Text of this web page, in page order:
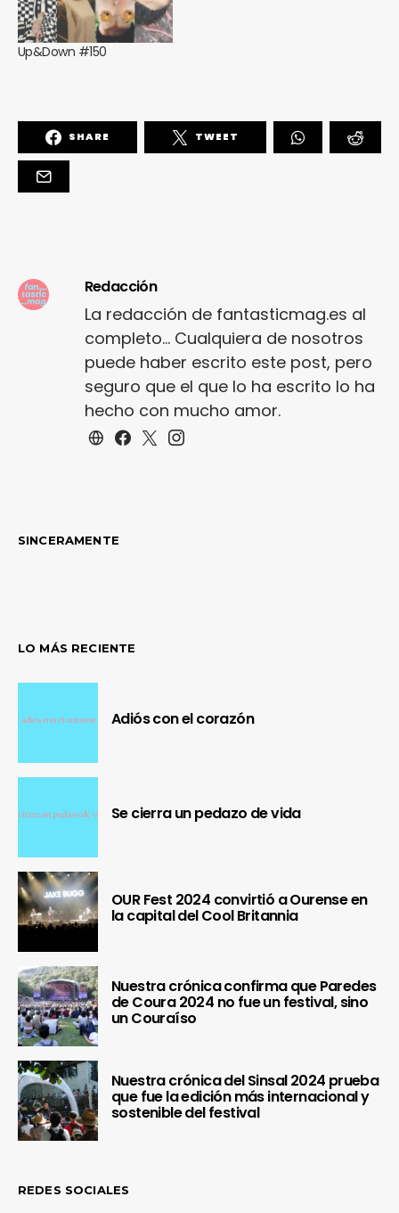
Up&Down #150
SHARE TWEET
Redacción
La redacción de fantasticmag.es al
completo... Cualquiera de nosotros
puede haber escrito este post, pero
seguro que el que lo ha escrito lo ha
hecho con mucho amor.
SINCERAMENTE
LO MÁS RECIENTE
Adiós con el corazón
Se cierra un pedazo de vida
OUR Fest 2024 convirtió a Ourense en
la capital del Cool Britannia
Nuestra crónica confirma que Paredes
de Coura 2024 no fue un festival, sino
un Couraíso
Nuestra crónica del Sinsal 2024 prueba
que fue la edición más internacional y
sostenible del festival
REDES SOCIALES